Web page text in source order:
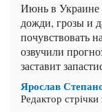
Июнь в Украине
дожди, грозы и
почувствовать
озвучили
заставит
Ярослав
Редактор